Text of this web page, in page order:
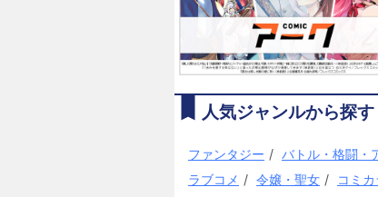
人気ジャンルから探す
ファンタジー / バトル・格闘・
ラブコメ / 令嬢・聖女 / コミ